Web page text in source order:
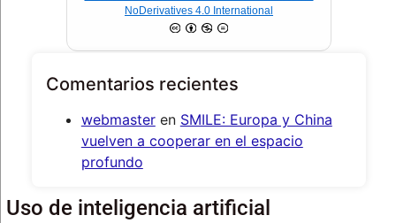
NoDerivatives 4.0 International
Comentarios recientes
webmasteren SMILE: Europa y China
vuelven a cooperar en el espacio
profundo
Uso de inteligencia artificial